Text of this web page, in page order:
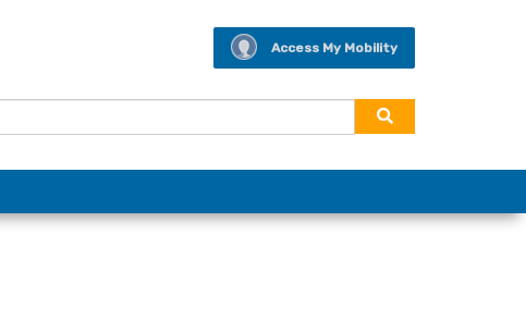
Access My Mobility